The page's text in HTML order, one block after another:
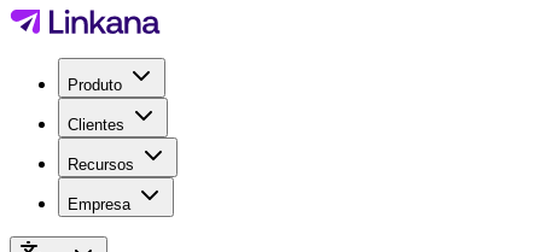
Produto
Clientes
Recursos
Empresa